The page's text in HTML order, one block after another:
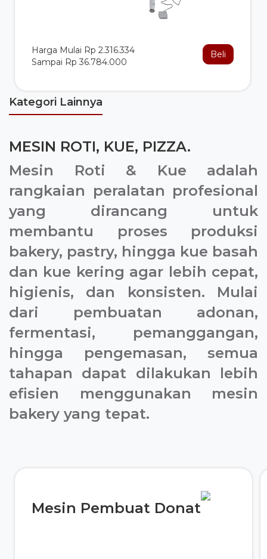
Harga Mulai Rp 2.316.334
Sampai Rp 36.784.000
Beli
Kategori Lainnya
MESIN ROTI, KUE, PIZZA.
Mesin Roti & Kue adalah
rangkaian peralatan profesional
yang dirancang untuk
membantu proses produksi
bakery, pastry, hingga kue basah
dan kue kering agar lebih cepat,
higienis, dan konsisten. Mulai
dari pembuatan adonan,
fermentasi, pemanggangan,
hingga pengemasan, semua
tahapan dapat dilakukan lebih
efisien menggunakan mesin
bakery yang tepat.
Mesin Pembuat Donat